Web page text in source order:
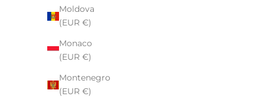
Moldova
(EUR €)
Monaco
(EUR €)
Montenegro
(EUR €)